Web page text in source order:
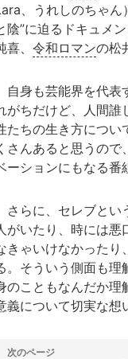
、うれしのちゃん
陰”に迫るドキュメ
喜、 令和ロマンの松
自身も芸能界を代表
がちだけど、人間誰
たちの生き方につい
さんあると思うの
ーションにもなる番
さらに、セレブとい
がいたり、時には
きゃいけなかったり
。そういう側面も
のこともなんだか理
義について切実な想